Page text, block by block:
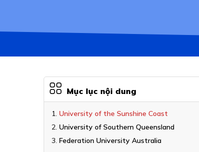
Mục lục nội dung
University of the Sunshine Coast
University of Southern Queensland
Federation University Australia